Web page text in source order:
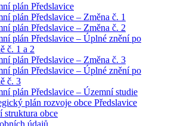
plán Předslavice
plán Předslavice – Změna č. 1
plán Předslavice – Změna č. 2
plán Předslavice – Úplné znění po
č. 1 a 2
plán Předslavice – Změna č. 3
plán Předslavice – Úplné znění po
č. 3
plán Předslavice – Územní studie
plán rozvoje obce Předslavice
struktura obce
údajů